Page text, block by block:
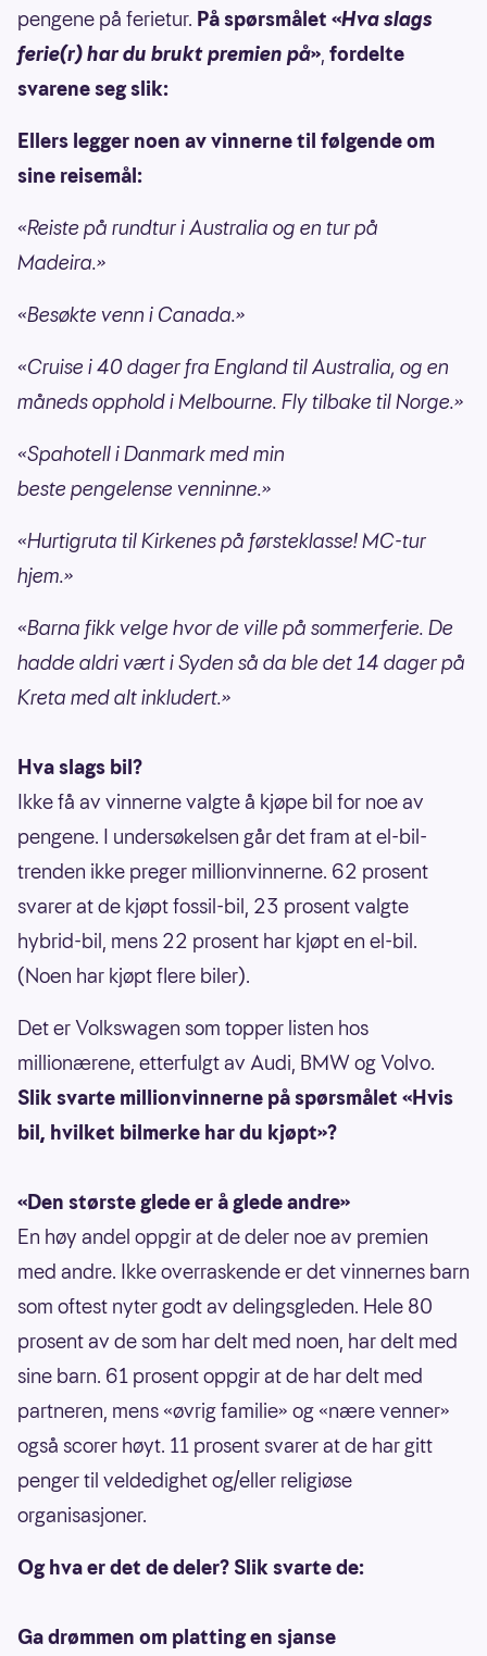
pengene på ferietur. På spørsmålet «Hva slags
ferie(r) har du brukt premien på», fordelte
svarene seg slik:
Ellers legger noen av vinnerne til følgende om
sine reisemål:
«Reiste på rundtur i Australia og en tur på
Madeira.»
«Besøkte venn i Canada.»
«Cruise i 40 dager fra England til Australia, og en
måneds opphold i Melbourne. Fly tilbake til Norge.»
«Spahotell i Danmark med min
beste pengelense venninne.»
«Hurtigruta til Kirkenes på førsteklasse! MC-tur
hjem.»
«Barna fikk velge hvor de ville på sommerferie. De
hadde aldri vært i Syden så da ble det 14 dager på
Kreta med alt inkludert.»
Hva slags bil?
Ikke få av vinnerne valgte å kjøpe bil for noe av
pengene. I undersøkelsen går det fram at el-bil-
trenden ikke preger millionvinnerne. 62 prosent
svarer at de kjøpt fossil-bil, 23 prosent valgte
hybrid-bil, mens 22 prosent har kjøpt en el-bil.
(Noen har kjøpt flere biler).
Det er Volkswagen som topper listen hos
millionærene, etterfulgt av Audi, BMW og Volvo.
Slik svarte millionvinnerne på spørsmålet «Hvis
bil, hvilket bilmerke har du kjøpt»?
«Den største glede er å glede andre»
En høy andel oppgir at de deler noe av premien
med andre. Ikke overraskende er det vinnernes barn
som oftest nyter godt av delingsgleden. Hele 80
prosent av de som har delt med noen, har delt med
sine barn. 61 prosent oppgir at de har delt med
partneren, mens «øvrig familie» og «nære venner»
også scorer høyt. 11 prosent svarer at de har gitt
penger til veldedighet og/eller religiøse
organisasjoner.
Og hva er det de deler? Slik svarte de:
Ga drømmen om platting en sjanse